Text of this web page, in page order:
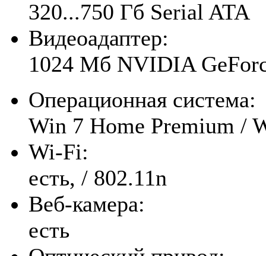
320...750 Гб Serial ATA
Видеоадаптер:
1024 Мб NVIDIA
Операционная система:
Win 7 Home Premium /
Wi-Fi:
есть, / 802.11n
Веб-камера:
есть